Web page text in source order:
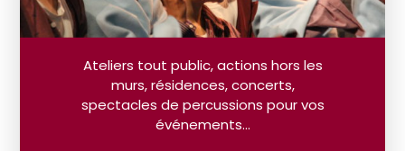
Ateliers tout public, actions hors les
murs, résidences, concerts,
spectacles de percussions pour vos
événements…